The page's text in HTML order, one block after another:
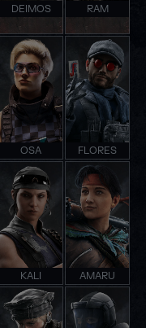
DEIMOS RAM
OSA FLORES
KALI AMARU